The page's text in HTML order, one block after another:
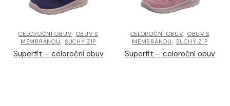
CELOROČNÍ OBUV, OBUV S
MEMBRÁNOU, SUCHÝ ZIP
Superfit – celoroční obuv
CELOROČNÍ OBUV, OBUV S
MEMBRÁNOU,SUCHÝ ZIP
Superfit – celoroční obuv